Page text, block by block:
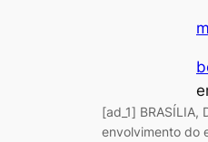
[ad_1] BRASÍLIA,
envolvimento do